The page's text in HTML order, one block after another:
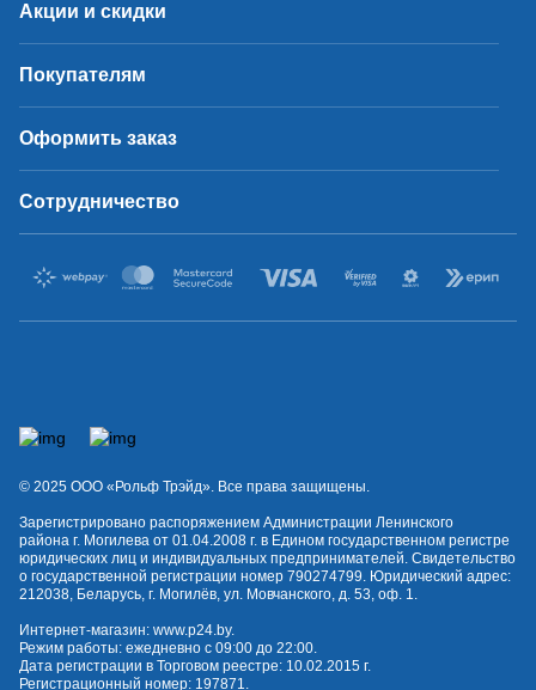
Акции и скидки
Покупателям
Оформить заказ
Сотрудничество
© 2025 OOO «Рольф Трэйд». Все права защищены.
Зарегистрировано распоряжением Администрации Ленинского
района г. Могилева от 01.04.2008 г. в Едином государственном регистре
юридических лиц и индивидуальных предпринимателей. Свидетельство
о государственной регистрации номер 790274799. Юридический адрес:
212038, Беларусь, г. Могилёв, ул. Мовчанского, д. 53, оф. 1.
Интернет-магазин: www.p24.by.
Режим работы: ежедневно с 09:00 до 22:00.
Дата регистрации в Торговом реестре: 10.02.2015 г.
Регистрационный номер: 197871.